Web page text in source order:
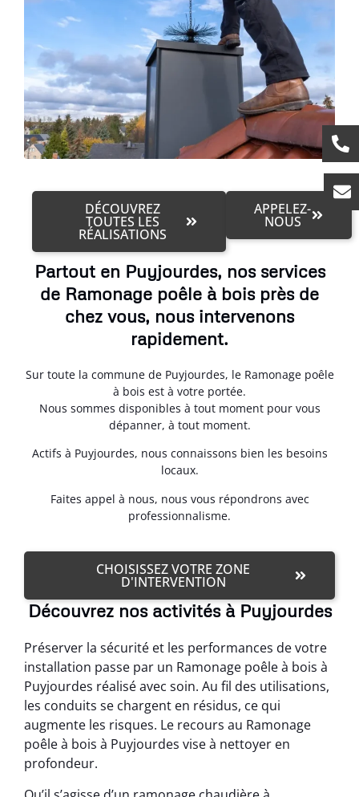
DÉCOUVREZ
TOUTES LES
RÉALISATIONS
APPELEZ-
NOUS
Partout en Puyjourdes, nos services
de Ramonage poêle à bois près de
chez vous, nous intervenons
rapidement.
Sur toute la commune de Puyjourdes, le Ramonage poêle
à bois est à votre portée.
Nous sommes disponibles à tout moment pour vous
dépanner, à tout moment.
Actifs à Puyjourdes, nous connaissons bien les besoins
locaux.
Faites appel à nous, nous vous répondrons avec
professionnalisme.
CHOISISSEZ VOTRE ZONE
D'INTERVENTION
Découvrez nos activités à Puyjourdes
Préserver la sécurité et les performances de votre
installation passe par un Ramonage poêle à bois à
Puyjourdes réalisé avec soin. Au fil des utilisations,
les conduits se chargent en résidus, ce qui
augmente les risques. Le recours au Ramonage
poêle à bois à Puyjourdes vise à nettoyer en
profondeur.